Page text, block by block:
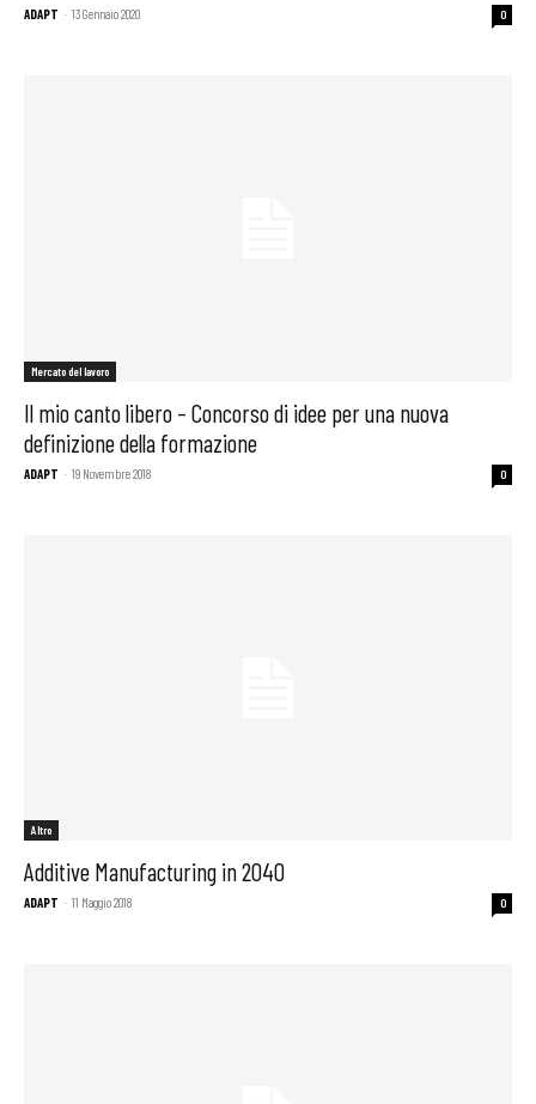
ADAPT - 13 Gennaio 2020 0
Mercato del lavoro
Il mio canto libero – Concorso di idee per una nuova
definizione della formazione
ADAPT - 19 Novembre 2018 0
Altro
Additive Manufacturing in 2040
ADAPT - 11 Maggio 2018 0